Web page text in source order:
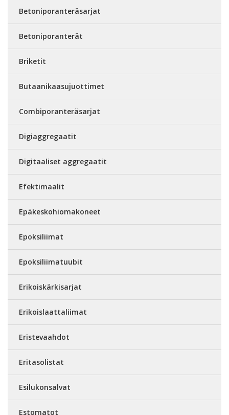
Betoniporanteräsarjat
Betoniporanterät
Briketit
Butaanikaasujuottimet
Combiporanteräsarjat
Digiaggregaatit
Digitaaliset aggregaatit
Efektimaalit
Epäkeskohiomakoneet
Epoksiliimat
Epoksiliimatuubit
Erikoiskärkisarjat
Erikoislaattaliimat
Eristevaahdot
Eritasolistat
Esilukonsalvat
Estomatot